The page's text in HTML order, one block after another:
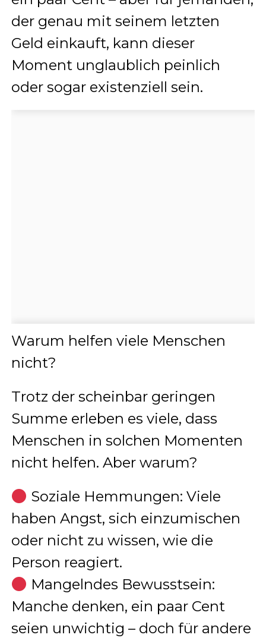
der genau mit seinem letzten
Geld einkauft, kann dieser
Moment unglaublich peinlich
oder sogar existenziell sein.
Warum helfen viele Menschen
nicht?
Trotz der scheinbar geringen
Summe erleben es viele, dass
Menschen in solchen Momenten
nicht helfen. Aber warum?
Soziale Hemmungen: Viele
haben Angst, sich einzumischen
oder nicht zu wissen, wie die
Person reagiert.
Mangelndes Bewusstsein:
Manche denken, ein paar Cent
seien unwichtig – doch für andere